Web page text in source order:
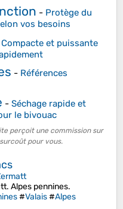
- Protège du
vos besoins
Compacte et puissante
- Références
- Séchage rapide et
le bivouac
perçoit une commission sur
pour vous.
Alpes pennines.
#Valais#Alpes